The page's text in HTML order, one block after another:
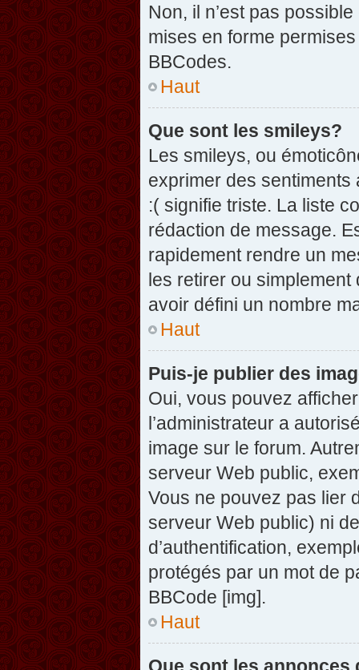
Non, il n’est pas
mises en forme
BBCodes.
Haut
Que sont les smileys?
Les smileys, ou
exprimer des
:( signifie triste. La liste
rédaction de message.
rapidement rendre un
les retirer ou simplement
avoir défini un nombre
Haut
Puis-je publier des
Oui, vous pouvez
l’administrateur a
image sur le forum.
serveur Web public,
Vous ne pouvez pas lier
serveur Web public) ni
d’authentification,
protégés par un mot de
BBCode [img].
Haut
Que sont les annonces